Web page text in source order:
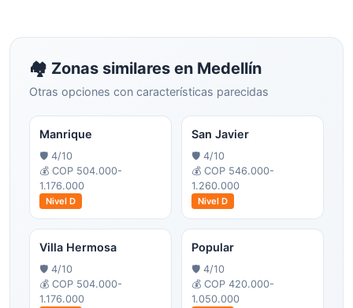
🏘️ Zonas similares en Medellín
Otras opciones con características parecidas
Manrique
🛡️ 4/10
💰 COP 504.000-
1.176.000
Nivel D
San Javier
🛡️ 4/10
💰 COP 546.000-
1.260.000
Nivel D
Villa Hermosa
🛡️ 4/10
💰 COP 504.000-
1.176.000
Popular
🛡️ 4/10
💰 COP 420.000-
1.050.000